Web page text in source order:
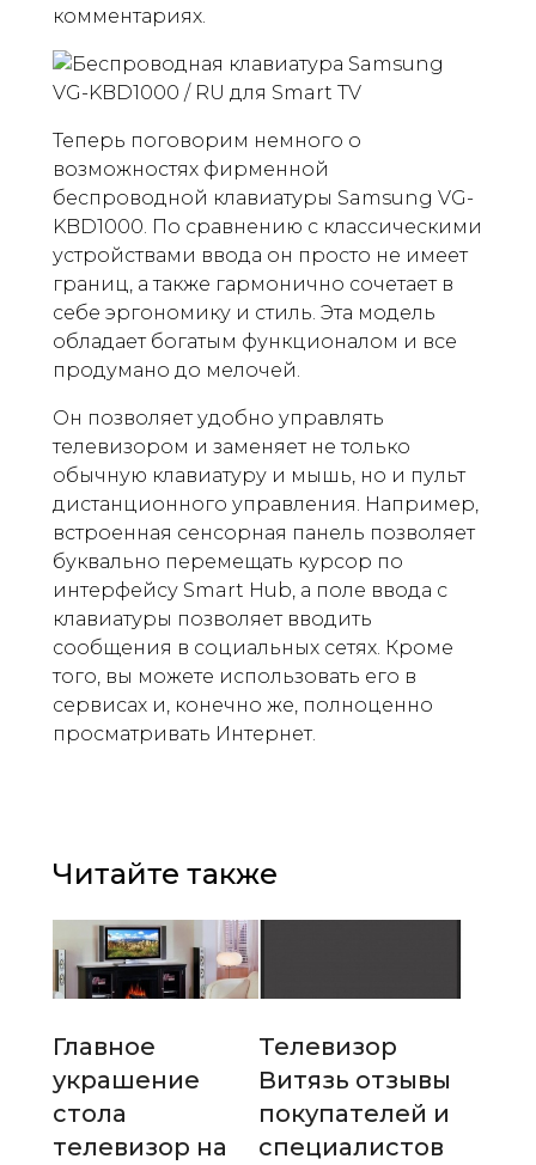
комментариях.
Теперь поговорим немного о
возможностях фирменной
беспроводной клавиатуры Samsung VG-
KBD1000. По сравнению с классическими
устройствами ввода он просто не имеет
границ, а также гармонично сочетает в
себе эргономику и стиль. Эта модель
обладает богатым функционалом и все
продумано до мелочей.
Он позволяет удобно управлять
телевизором и заменяет не только
обычную клавиатуру и мышь, но и пульт
дистанционного управления. Например,
встроенная сенсорная панель позволяет
буквально перемещать курсор по
интерфейсу Smart Hub, а поле ввода с
клавиатуры позволяет вводить
сообщения в социальных сетях. Кроме
того, вы можете использовать его в
сервисах и, конечно же, полноценно
просматривать Интернет.
Читайте также
Главное
украшение
стола
телевизор на
Телевизор
Витязь отзывы
покупателей и
специалистов